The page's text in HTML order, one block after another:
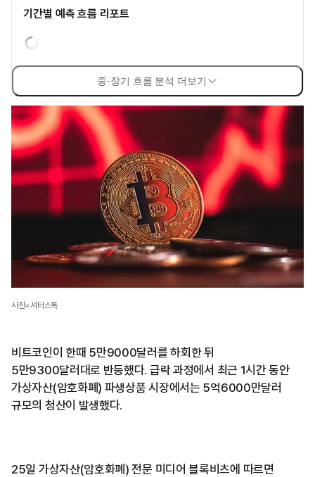
기간별 예측 흐름 리포트
중·장기 흐름 분석 더보기
사진=셔터스톡
비트코인이 한때 5만9000달러를 하회한 뒤
5만9300달러대로 반등했다. 급락 과정에서 최근 1시간 동안
가상자산(암호화폐) 파생상품 시장에서는 5억6000만달러
규모의 청산이 발생했다.
25일 가상자산(암호화폐) 전문 미디어 블록비츠에 따르면